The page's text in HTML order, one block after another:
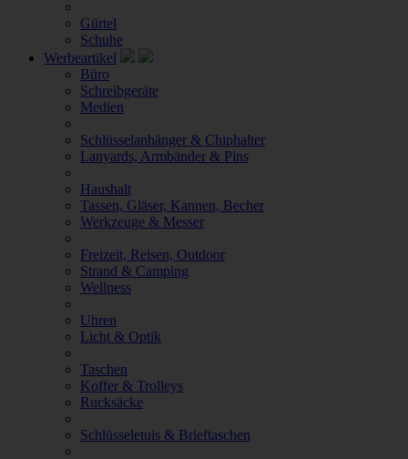
Gürtel
Schuhe
Werbeartikel
Büro
Schreibgeräte
Medien
Schlüsselanhänger & Chiphalter
Lanyards, Armbänder & Pins
Haushalt
Tassen, Gläser, Kannen, Becher
Werkzeuge & Messer
Freizeit, Reisen, Outdoor
Strand & Camping
Wellness
Uhren
Licht & Optik
Taschen
Koffer & Trolleys
Rucksäcke
Schlüsseletuis & Brieftaschen